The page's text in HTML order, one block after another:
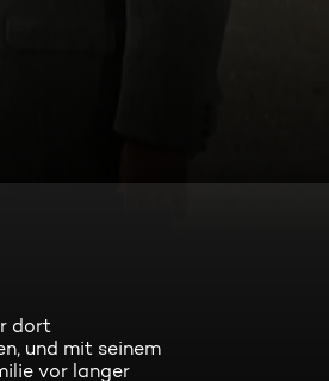
dort
und mit seinem
vor langer